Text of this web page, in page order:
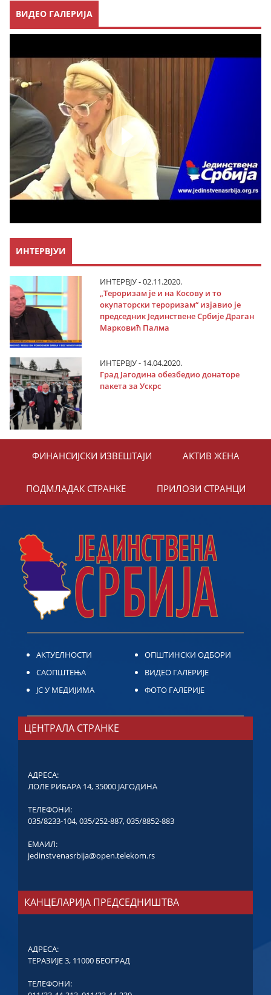
ВИДЕО ГАЛЕРИЈА
ИНТЕРВЈУИ
ИНТЕРВЈУ - 02.11.2020.
„Тероризам је и на Косову и то
окупаторски тероризам“ изјавио је
председник Јединствене Србије Драган
Марковић Палма
ИНТЕРВЈУ - 14.04.2020.
Град Јагодина обезбедио донаторе
пакета за Ускрс
ФИНАНСИЈСКИ ИЗВЕШТАЈИ АКТИВ ЖЕНА
ПОДМЛАДАК СТРАНКЕ ПРИЛОЗИ СТРАНЦИ
АКТУЕЛНОСТИ
САОПШТЕЊА
ЈС У МЕДИЈИМА
ОПШТИНСКИ ОДБОРИ
ВИДЕО ГАЛЕРИЈЕ
ФОТО ГАЛЕРИЈЕ
ЦЕНТРАЛА СТРАНКЕ
АДРЕСА:
ЛОЛЕ РИБАРА 14, 35000 ЈАГОДИНА
ТЕЛЕФОНИ:
035/8233-104,035/252-887,035/8852-883
ЕМАИЛ:
jedinstvenasrbija@open.telekom.rs
КАНЦЕЛАРИЈА ПРЕДСЕДНИШТВА
АДРЕСА:
ТЕРАЗИЈЕ 3, 11000 БЕОГРАД
ТЕЛЕФОНИ: